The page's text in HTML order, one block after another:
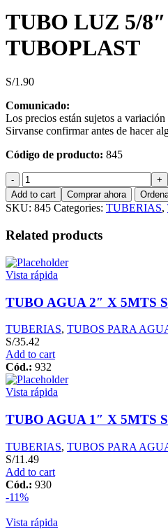
TUBO LUZ 5/
TUBOPLAST
S/1.90
Comunicado:
Los precios están sujetos a
Sirvanse confirmar antes de hacer
Código de producto: 845
TUBO
LUZ
5/8"
x
3Mts
SEL
quantity
Add to cart Comprar ahora
SKU: 845 Categories: TUBERIAS,
Related products
Vista rápida
TUBO AGUA 2″ X 5MTS
TUBERIAS, TUBOS PARA
S/35.42
Add to cart
Cód.: 932
Vista rápida
TUBO AGUA 1″ X 5MTS
TUBERIAS, TUBOS PARA
S/11.49
Add to cart
Cód.: 930
-11%
Vista rápida